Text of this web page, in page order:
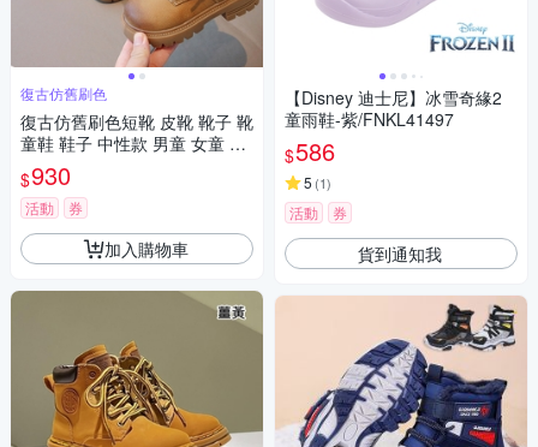
復古仿舊刷色
復古仿舊刷色短靴 皮靴 靴子 靴
童鞋 鞋子 中性款 男童 女童 兒
童 童裝 橘魔法 現貨【BB893
8】
$930
活動 券
加入購物車
【Disney 迪士尼】冰雪奇緣2
童雨鞋-紫/FNKL41497
$586
5 (1)
活動 券
貨到通知我